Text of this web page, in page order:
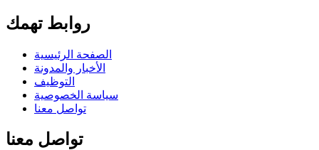
روابط تهمك
الصفحة الرئيسية
الأخبار والمدونة
التوظيف
سياسة الخصوصية
تواصل معنا
تواصل معنا